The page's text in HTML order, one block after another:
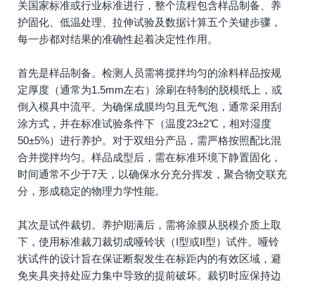
关国家标准或行业标准进行，整个流程包含样品制备、养
护固化、低温处理、拉伸试验及数据计算五个关键步骤，
每一步都对结果的准确性起着决定性作用。
首先是样品制备。检测人员需将搅拌均匀的涂料样品按规
定厚度（通常为1.5mm左右）涂刷在特制的脱模纸上，或
倒入模具中流平。为确保成膜均匀且无气泡，通常采用刮
涂方式，并在标准试验条件下（温度23±2℃，相对湿度
50±5%）进行养护。对于双组分产品，需严格按照配比混
合并搅拌均匀。样品成型后，需在标准环境下静置固化，
时间通常不少于7天，以确保水分充分挥发，聚合物交联充
分，形成稳定的物理力学性能。
其次是试件裁切。养护期满后，需将涂膜从脱模介质上取
下，使用标准裁刀裁切成哑铃状（I型或II型）试件。哑铃
状试件的设计旨在保证断裂发生在标距内的有效区域，避
免夹具夹持处应力集中导致的提前破坏。裁切时应保持边